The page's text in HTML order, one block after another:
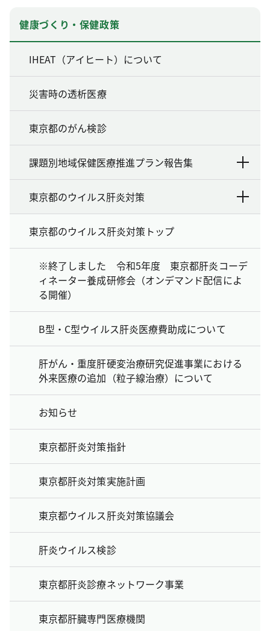
健康づくり・保健政策
IHEAT（アイヒート）について
災害時の透析医療
東京都のがん検診
課題別地域保健医療推進プラン報告集
東京都のウイルス肝炎対策
東京都のウイルス肝炎対策トップ
※終了しました 令和5年度 東京都肝炎コーデ
ィネーター養成研修会（オンデマンド配信によ
る開催）
B型・C型ウイルス肝炎医療費助成について
肝がん・重度肝硬変治療研究促進事業における
外来医療の追加（粒子線治療）について
お知らせ
東京都肝炎対策指針
東京都肝炎対策実施計画
東京都ウイルス肝炎対策協議会
肝炎ウイルス検診
東京都肝炎診療ネットワーク事業
東京都肝臓専門医療機関